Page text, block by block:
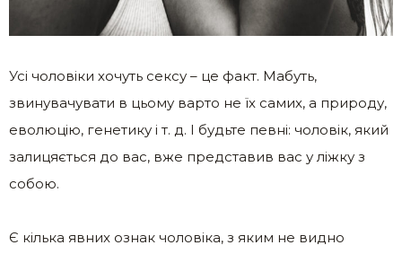
Усі чоловіки хочуть сексу – це факт. Мабуть,
звинувачувати в цьому варто не їх самих, а природу,
еволюцію, генетику і т. д. І будьте певні: чоловік, який
залицяється до вас, вже представив вас у ліжку з
собою.
Є кілька явних ознак чоловіка, з яким не видно